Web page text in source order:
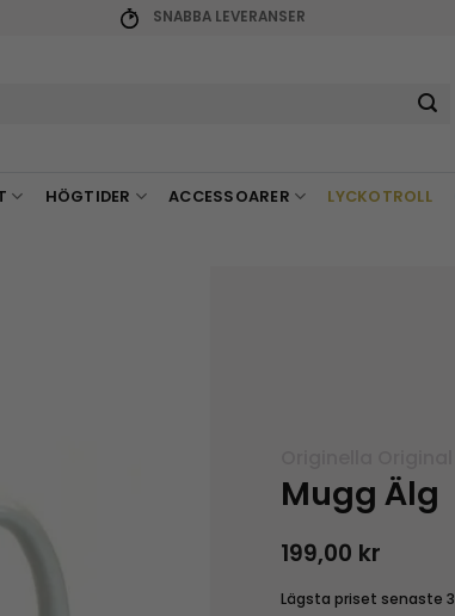
SNABBA LEVERANSER
HÖGTIDER ACCESSOARER LYCKOTROLL
Mugg Älg
199,00 kr
Lägsta priset senaste